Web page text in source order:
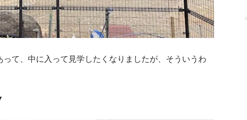
て、中に入って見学したくなりましたが、そういうわ